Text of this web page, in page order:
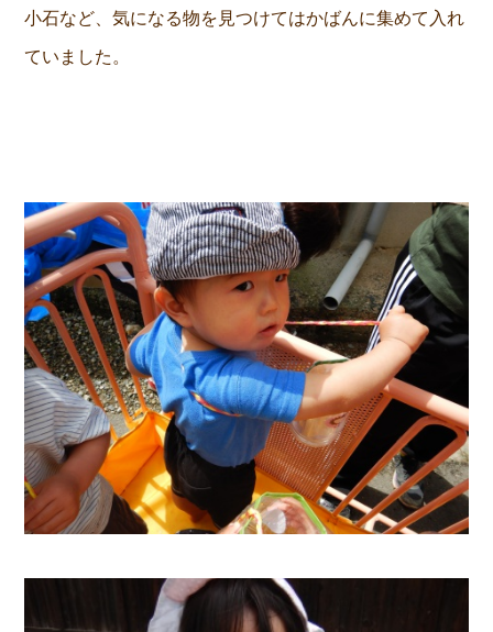
小石など、気になる物を見つけてはかばんに集めて入れ
ていました。